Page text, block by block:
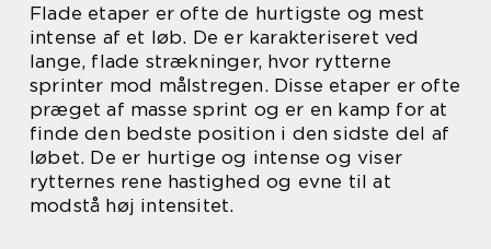
Flade etaper er ofte de hurtigste og mest
intense af et løb. De er karakteriseret ved
lange, flade strækninger, hvor rytterne
sprinter mod målstregen. Disse etaper er ofte
præget af masse sprint og er en kamp for at
finde den bedste position i den sidste del af
løbet. De er hurtige og intense og viser
rytternes rene hastighed og evne til at
modstå høj intensitet.